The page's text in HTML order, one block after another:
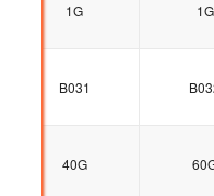
1G 1G
B031
40G